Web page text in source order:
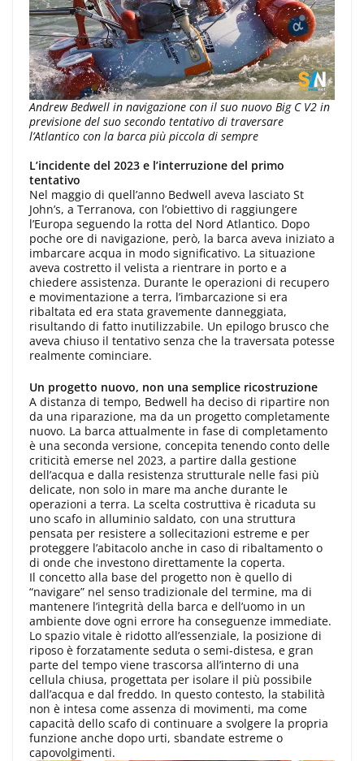
Andrew Bedwell in navigazione con il suo nuovo Big C V2 in
previsione del suo secondo tentativo di traversare
l’Atlantico con la barca più piccola di sempre
L’incidente del 2023 e l’interruzione del primo
tentativo
Nel maggio di quell’anno Bedwell aveva lasciato St
John’s, a Terranova, con l’obiettivo di raggiungere
l’Europa seguendo la rotta del Nord Atlantico. Dopo
poche ore di navigazione, però, la barca aveva iniziato a
imbarcare acqua in modo significativo. La situazione
aveva costretto il velista a rientrare in porto e a
chiedere assistenza. Durante le operazioni di recupero
e movimentazione a terra, l’imbarcazione si era
ribaltata ed era stata gravemente danneggiata,
risultando di fatto inutilizzabile. Un epilogo brusco che
aveva chiuso il tentativo senza che la traversata potesse
realmente cominciare.
Un progetto nuovo, non una semplice ricostruzione
A distanza di tempo, Bedwell ha deciso di ripartire non
da una riparazione, ma da un progetto completamente
nuovo. La barca attualmente in fase di completamento
è una seconda versione, concepita tenendo conto delle
criticità emerse nel 2023, a partire dalla gestione
dell’acqua e dalla resistenza strutturale nelle fasi più
delicate, non solo in mare ma anche durante le
operazioni a terra. La scelta costruttiva è ricaduta su
uno scafo in alluminio saldato, con una struttura
pensata per resistere a sollecitazioni estreme e per
proteggere l’abitacolo anche in caso di ribaltamento o
di onde che investono direttamente la coperta.
Il concetto alla base del progetto non è quello di
“navigare” nel senso tradizionale del termine, ma di
mantenere l’integrità della barca e dell’uomo in un
ambiente dove ogni errore ha conseguenze immediate.
Lo spazio vitale è ridotto all’essenziale, la posizione di
riposo è forzatamente seduta o semi-distesa, e gran
parte del tempo viene trascorsa all’interno di una
cellula chiusa, progettata per isolare il più possibile
dall’acqua e dal freddo. In questo contesto, la stabilità
non è intesa come assenza di movimenti, ma come
capacità dello scafo di continuare a svolgere la propria
funzione anche dopo urti, sbandate estreme o
capovolgimenti.